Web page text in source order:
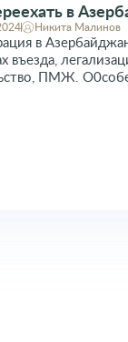
в
Никита Малинов
в
въезда,
ПМЖ.